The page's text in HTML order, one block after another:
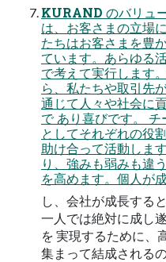
KURAND のバリュ
は、お客さまの立場
たちはお客さまを豊
ています。あらゆる
で考えて実行します
ら、私たちや取引先
通じて人々や社会に
で あり喜びです。
としてそれぞれの役
助け合って活動しま
り、強みも弱みも違
を高めます。個人が
し、会社が成長する
一人では絶対に成し
を 実現するために、
集まって結成される